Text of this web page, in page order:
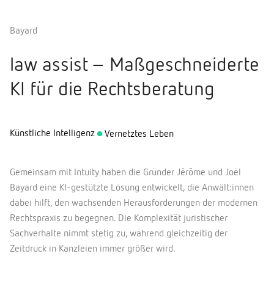
Bayard
law assist – Maßgeschneiderte
KI für die Rechtsberatung
Künstliche Intelligenz Vernetztes Leben
Gemeinsam mit Intuity haben die Gründer Jérôme und Joël
Bayard eine KI-gestützte Lösung entwickelt, die Anwält:innen
dabei hilft, den wachsenden Herausforderungen der modernen
Rechtspraxis zu begegnen. Die Komplexität juristischer
Sachverhalte nimmt stetig zu, während gleichzeitig der
Zeitdruck in Kanzleien immer größer wird.